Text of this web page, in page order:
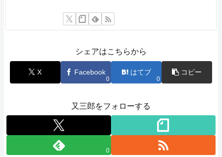
シェアはこちらから
X Facebook
0
はてブ
0
コピー
又三郎をフォローする
0